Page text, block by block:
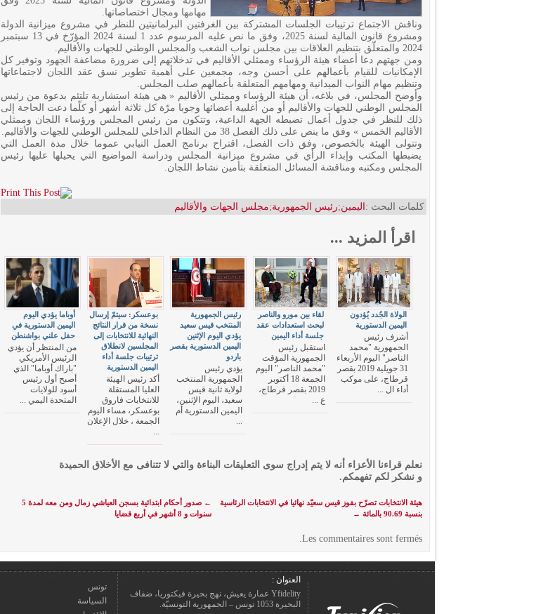
مهامها ومجال اختصاصاتها.
وناقش الاجتماع ترتيبات الجلسات المشتركة بين الغرفتين البرلمانيتين للنظر في مشروع ميزانية الدولة
ومشروع قانون المالية لسنة 2025، وفق ما نص عليه المرسوم عدد 1 لسنة 2024 المؤرّخ في 13 سبتمبر
2024 والمتعلّق بتنظيم العلاقات بين مجلس نواب الشعب والمجلس الوطني للجهات والأقاليم.
ومن جهتهم دعا أعضاء هيئة الرؤساء وممثلي الأقاليم في تدخلاتهم إلى ضرورة مضاعفة الجهود وتوفير كل
الإمكانيات للقيام بأعمالهم على أحسن وجه، مجمعين على أهمية تطوير نسق عقد اللجان لاجتماعاتها
وتنظيم مهام النواب الميدانية ومهامهم المتعلقة بأعمالهم صلب المجلس.
وأوضح المجلس، في بلاغه، أن هيئة الرؤساء وممثلي الأقاليم « هي هيئة استشارية تلتئم بدعوة من رئيس
المجلس الوطني للجهات والأقاليم أو من أغلبية أعضائها وجوبا مرّة كل ثلاثة أشهر أو كلّما دعت الحاجة إلى
ذلك للنظر في جدول أعمال تضبطه الجهة الداعية، وتتكون من رئيس المجلس ورؤساء اللجان وممثلي
الأقاليم الخمس » وفق ما ينص على ذلك الفصل 38 من النظام الداخلي للمجلس الوطني للجهات والأقاليم.
وتتولى الهيئة بالخصوص، وفق ذات الفصل، اقتراح برنامج العمل النيابي عموما خلال مدة العمل التي
يضبطها المكتب وإبداء الرأي في مشروع ميزانية المجلس ودراسة المواضيع التي يحيلها عليها رئيس
المجلس ومكتبه ومناقشة المسائل المتعلقة بتأمين نشاط اللجان.
كلمات البحث : اليمين;رئيس الجمهورية;مجلس الجهات والأقاليم
اقرأ المزيد ...
أوباما يؤدي اليوم
اليمين الدستورية في
حفل علني بواشنطن
من المنتظر أن يؤدي
الرئيس الأمريكي
"باراك أوباما" الذي
أصبح أول رئيس
أسود للولايات
المتحدة اليمي ...
بوعسكر: سيتمّ إرسال
نسخة من قرار النتائج
النهائية للانتخابات إلى
المجلسين لانطلاق
ترتيبات جلسة أداء
اليمين الدستورية
أكد رئيس الهيئة
العليا المستقلة
للانتخابات فاروق
بوعسكر، مساء اليوم
الجمعة ، خلال الإعلان
...
رئيس الجمهورية
المنتخب قيس سعيد
يؤدي اليوم الإثنين
اليمين الدستورية بقصر
باردو
يؤدي رئيس
الجمهورية المنتخب
لولاية ثانية قيس
سعيد، اليوم الإثنين،
اليمين الدستورية أم
...
لقاء بين مورو والناصر
لبحث استعدادات عقد
جلسة أداء اليمين
استقبل رئيس
الجمهورية المؤقت
"محمد الناصر" اليوم
الجمعة 18 أكتوبر
2019 بقصر قرطاج،
ع ...
الولاة الجُدد يُؤدون
اليمين الدستورية
أشرف رئيس
الجمهورية "محمد
الناصر" اليوم الأربعاء
31 جويلية 2019 بقصر
قرطاج، على موكب
أداء ال ...
نعلم قراءنا الأعزاء أنه لا يتم إدراج سوى التعليقات البناءة والتي لا تتنافى مع الأخلاق الحميدة
و نشكر لكم تفهمكم.
←
صدور أحكام ابتدائية بسجن العياشي زمال ومن معه لمدة 5
سنوات و 8 أشهر في أربع قضايا
هيئة الانتخابات تصرّح بفوز قيس سعيّد نهائيا في الانتخابات الرئاسية
بنسبة 90.69 بالمائة
→
Les commentaires sont fermés.
العنوان :
Yfidelity عمارة يعيش، نهج بحيرة فيكتوريا، ضفاف
البحيرة 1053 تونس – الجمهورية التونسيّة.
تونس
السياسة